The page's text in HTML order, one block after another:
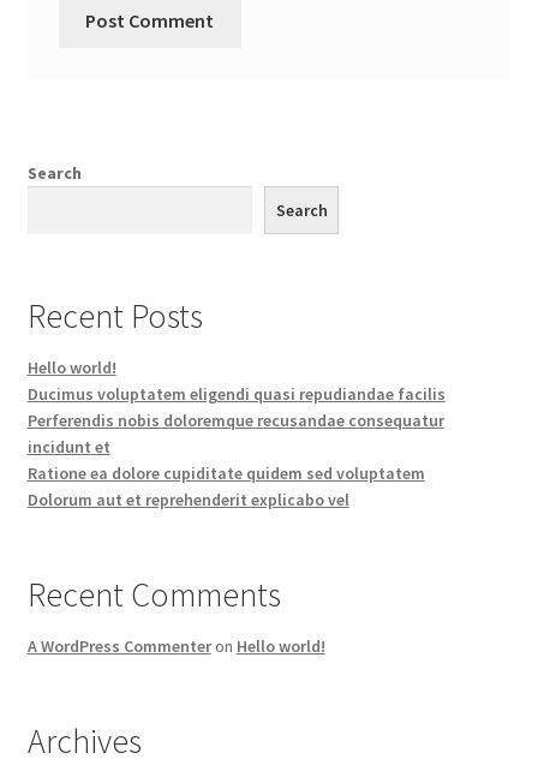
Search
Search
Recent Posts
Hello world!
Ducimus voluptatem eligendi quasi repudiandae facilis
Perferendis nobis doloremque recusandae consequatur
incidunt et
Ratione ea dolore cupiditate quidem sed voluptatem
Dolorum aut et reprehenderit explicabo vel
Recent Comments
A WordPress Commenteron Hello world!
Archives